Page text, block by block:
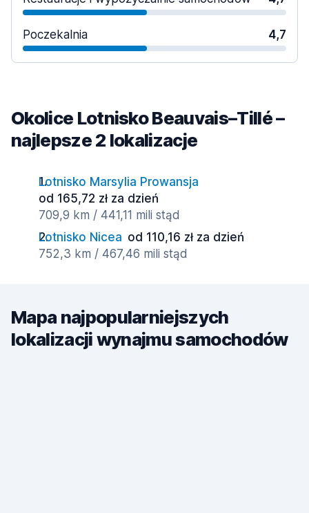
Poczekalnia 4,7
Okolice Lotnisko Beauvais–Tillé –
najlepsze 2 lokalizacje
Lotnisko Marsylia Prowansja
od 165,72 zł za dzień
709,9 km / 441,11 mili stąd
Lotnisko Nicea od 110,16 zł za dzień
752,3 km / 467,46 mili stąd
Mapa najpopularniejszych
lokalizacji wynajmu samochodów